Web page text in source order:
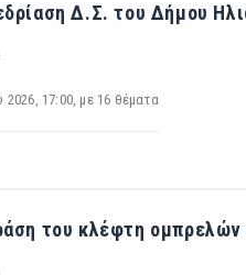
Δ.Σ. του Δήμου
2026, 17:00, με 16 θέματα
του κλέφτη